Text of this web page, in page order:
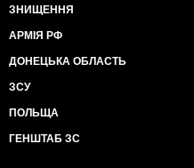
ЗНИЩЕННЯ
АРМІЯ РФ
ДОНЕЦЬКА ОБЛАСТЬ
ЗСУ
ПОЛЬЩА
ГЕНШТАБ ЗС